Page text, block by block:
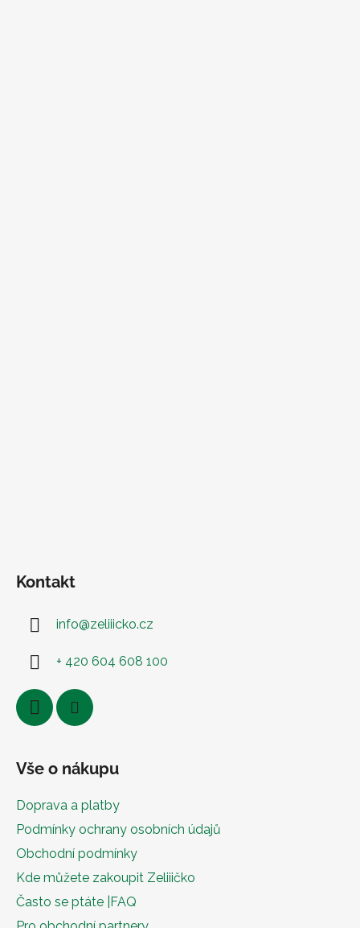
Kontakt
info@zeliiicko.cz
+ 420 604 608 100
Vše o nákupu
Doprava a platby
Podmínky ochrany osobních údajů
Obchodní podmínky
Kde můžete zakoupit Zeliiičko
Často se ptáte |FAQ